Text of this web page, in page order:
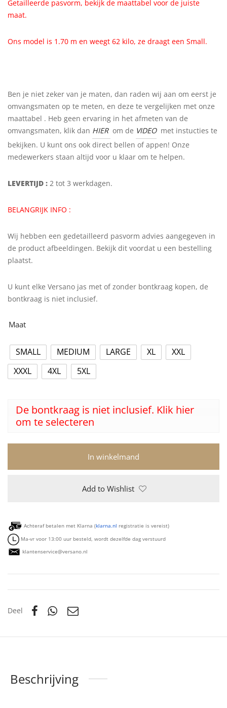
Getailleerde pasvorm, bekijk de maattabel voor de juiste
maat.
Ons model is 1.70 m en weegt 62 kilo, ze draagt een Small.
Ben je niet zeker van je maten, dan raden wij aan om eerst je
omvangsmaten op te meten, en deze te vergelijken met onze
maattabel . Heb geen ervaring in het afmeten van de
omvangsmaten, klik dan HIER om de VIDEOmet instucties te
bekijken. U kunt ons ook direct bellen of appen! Onze
medewerkers staan altijd voor u klaar om te helpen.
LEVERTIJD : 2 tot 3 werkdagen.
BELANGRIJK INFO :
Wij hebben een gedetailleerd pasvorm advies aangegeven in
de product afbeeldingen. Bekijk dit voordat u een bestelling
plaatst.
U kunt elke Versano jas met of zonder bontkraag kopen, de
bontkraag is niet inclusief.
Maat
SMALL MEDIUM LARGE XL
XXL
XXXL
4XL 5XL
De bontkraag is niet inclusief. Klik hier
om te selecteren
In winkelmand
Add to Wishlist
Achteraf betalen met Klarna (klarna.nl registratie is vereist)
Ma-vr voor 13:00 uur besteld, wordt dezelfde dag verstuurd
klantenservice@versano.nl
Deel
Beschrijving